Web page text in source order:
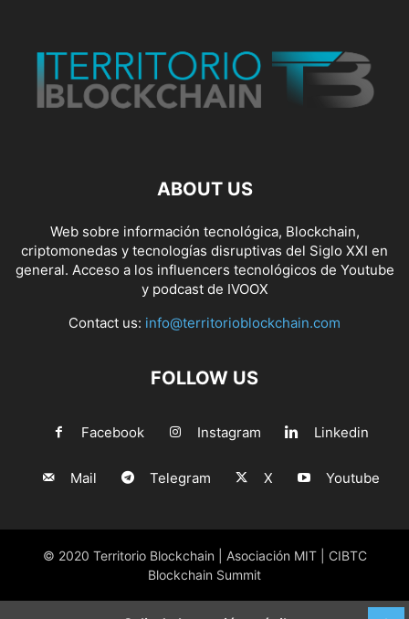
ABOUT US
Web sobre información tecnológica, Blockchain,
criptomonedas y tecnologías disruptivas del Siglo XXI en
general. Acceso a los influencers tecnológicos de Youtube
y podcast de IVOOX
Contact us: info@territorioblockchain.com
FOLLOW US
Facebook Instagram Linkedin
Mail Telegram X Youtube
© 2020 Territorio Blockchain | Asociación MIT | CIBTC
Blockchain Summit